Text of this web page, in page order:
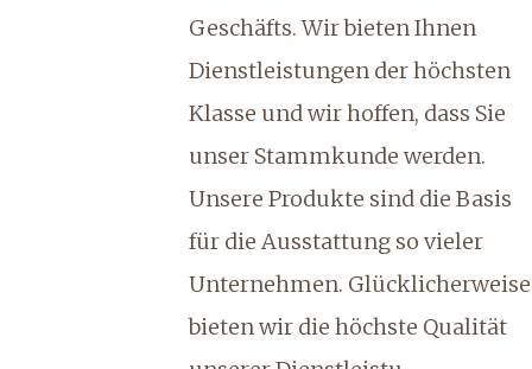
Geschäfts. Wir bieten Ihnen
Dienstleistungen der höchsten
Klasse und wir hoffen, dass Sie
unser Stammkunde werden.
Unsere Produkte sind die Basis
für die Ausstattung so vieler
Unternehmen. Glücklicherweise
bieten wir die höchste Qualität